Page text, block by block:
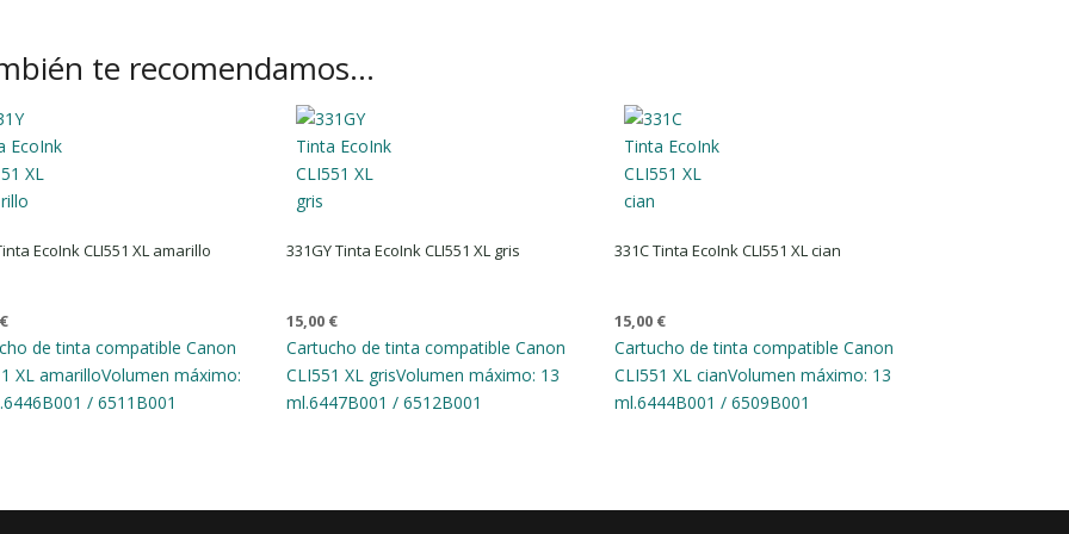
te recomendamos…
EcoInk CLI551 XL amarillo
€
de tinta compatible Canon
XL amarilloVolumen máximo:
6446B001 / 6511B001
331GY Tinta EcoInk CLI551 XL gris
15,00 €
Cartucho de tinta compatible Canon
CLI551 XL grisVolumen máximo: 13
ml.6447B001 / 6512B001
331C Tinta EcoInk CLI551 XL cian
15,00 €
Cartucho de tinta compatible Canon
CLI551 XL cianVolumen máximo: 13
ml.6444B001 / 6509B001